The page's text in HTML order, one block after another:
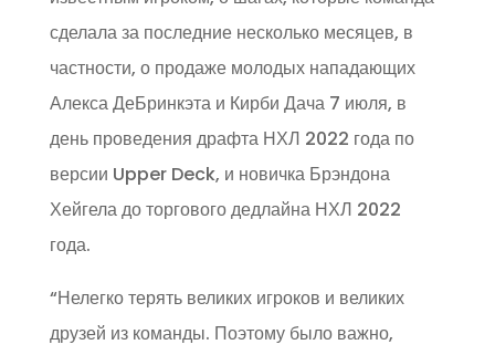
сделала за последние несколько месяцев, в
частности, о продаже молодых нападающих
Алекса ДеБринкэта и Кирби Дача 7 июля, в
день проведения драфта НХЛ 2022 года по
версии Upper Deck, и новичка Брэндона
Хейгела до торгового дедлайна НХЛ 2022
года.
“Нелегко терять великих игроков и великих
друзей из команды. Поэтому было важно,